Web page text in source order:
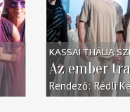
KASSAI THÁLIA
Az ember
Rendező Rédli